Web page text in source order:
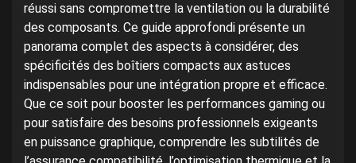
réussi sans compromettre la ventilation ou la durabilité
des composants. Ce guide approfondi présente un
panorama complet des aspects à considérer, des
spécificités des boîtiers compacts aux astuces
indispensables pour une intégration propre et efficace.
Que ce soit pour booster les performances gaming ou
pour satisfaire des besoins professionnels exigeants
en puissance graphique, comprendre les subtilités de